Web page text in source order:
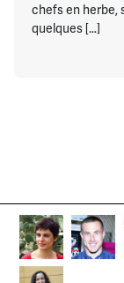
chefs en herbe,
quelques […]